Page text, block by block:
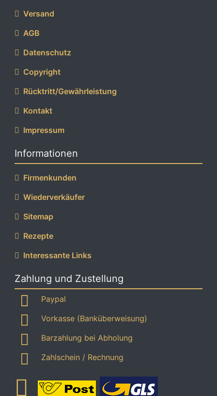
Versand
AGB
Datenschutz
Copyright
Rücktritt/Gewährleistung
Kontakt
Impressum
Informationen
Firmenkunden
Wiederverkäufer
Sitemap
Rezepte
Interessante Links
Zahlung und Zustellung
Paypal
Vorkasse (Banküberweisung)
Barzahlung bei Abholung
Zahlschein / Rechnung